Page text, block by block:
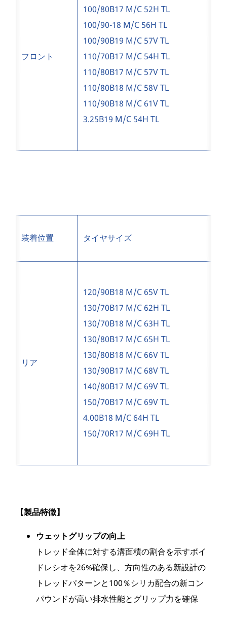
フロント
100/80B17 M/C 52H TL
100/90-18 M/C 56H TL
100/90B19 M/C 57V TL
110/70B17 M/C 54H TL
110/80B17 M/C 57V TL
110/80B18 M/C 58V TL
110/90B18 M/C 61V TL
3.25B19 M/C 54H TL
装着位置 タイヤサイズ
リア
120/90B18 M/C 65V TL
130/70B17 M/C 62H TL
130/70B18 M/C 63H TL
130/80B17 M/C 65H TL
130/80B18 M/C 66V TL
130/90B17 M/C 68V TL
140/80B17 M/C 69V TL
150/70B17 M/C 69V TL
4.00B18 M/C 64H TL
150/70R17 M/C 69H TL
【製品特徴】
ウェットグリップの向上
トレッド全体に対する溝面積の割合を示すボイ
ドレシオを26%確保し、方向性のある新設計の
トレッドパターンと100％シリカ配合の新コン
パウンドが高い排水性能とグリップ力を確保